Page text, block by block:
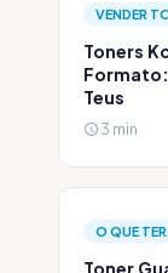
VENDER
Toners
Formato:
Teus
3 min
O QUE
Toner